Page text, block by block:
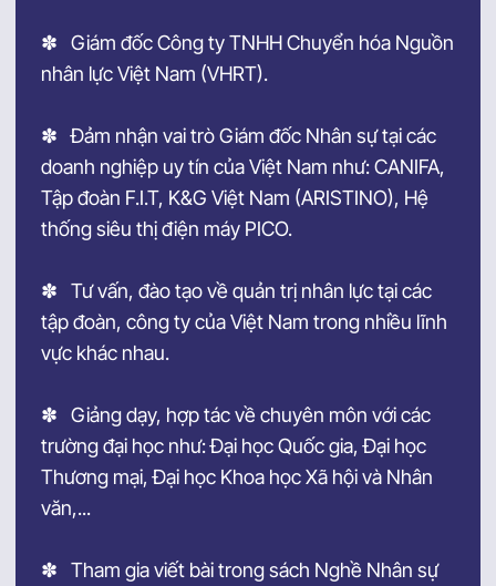
✽ Giám đốc Công ty TNHH Chuyển hóa Nguồn
nhân lực Việt Nam (VHRT).
✽ Đảm nhận vai trò Giám đốc Nhân sự tại các
doanh nghiệp uy tín của Việt Nam như: CANIFA,
Tập đoàn F.I.T, K&G Việt Nam (ARISTINO), Hệ
thống siêu thị điện máy PICO.
✽ Tư vấn, đào tạo về quản trị nhân lực tại các
tập đoàn, công ty của Việt Nam trong nhiều lĩnh
vực khác nhau.
✽ Giảng dạy, hợp tác về chuyên môn với các
trường đại học như: Đại học Quốc gia, Đại học
Thương mại, Đại học Khoa học Xã hội và Nhân
văn,...
✽ Tham gia viết bài trong sách Nghề Nhân sự